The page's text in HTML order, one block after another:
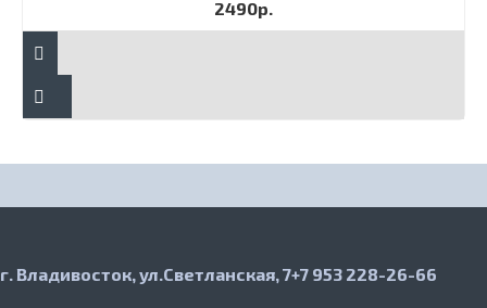
2490р.
г. Владивосток, ул.Светланская, 7+7 953 228-26-66